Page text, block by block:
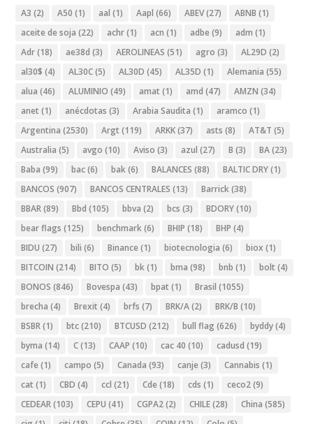
A3 (2) A50 (1) aal (1) Aapl (66) ABEV(27) ABNB (1)
aceite de soja (22) achr(1) acn (1) adbe (9) adm (1)
Adr(18) ae38d (3) AEROLINEAS (51) agro (3) AL29D (2)
al30$ (4) AL30C(5) AL30D (45) AL35D (1) Alemania (55)
alua (46) ALUMINIO (49) amat (1) amd (47) AMZN (34)
anet (1) anécdotas (3) Arabia Saudita (1) aramco (1)
Argentina (2530) Argt (119) ARKK(37) asts (8) AT&T (5)
Australia (5) avgo (10) Aviso (3) azul (27) B (3) BA(23)
Baba (99) bac(6) bak(6) BALANCES (88) BALTIC DRY(1)
BANCOS (907) BANCOS CENTRALES (13) Barrick(38)
BBAR(89) Bbd (105) bbva (2) bcs (3) BDORY(10)
bear flags (125) benchmark(6) BHIP (18) BHP (4)
BIDU (27) bili (6) Binance (1) biotecnologia (6) biox (1)
BITCOIN (214) BITO (5) bk(1) bma (98) bnb (1) bolt (4)
BONOS (846) Bovespa (43) bpat (1) Brasil (1055)
brecha (4) Brexit (4) brfs (7) BRK/A(2) BRK/B (10)
BSBR(1) btc(210) BTCUSD (212) bull flag (626) byddy(4)
byma (14) C(13) CAAP (10) cac 40 (10) cadusd (19)
cafe (1) campo (5) Canada (93) canje (3) Cannabis (1)
cat (1) CBD (4) ccl (21) Cde (18) cds (1) ceco2(9)
CEDEAR(103) CEPU (41) CGPA2(2) CHILE(28) China (585)